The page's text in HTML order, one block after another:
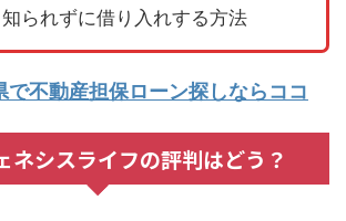
知られずに借り入れする方法
で不動産担保ローン探しならココ
ネシスライフの評判はどう？